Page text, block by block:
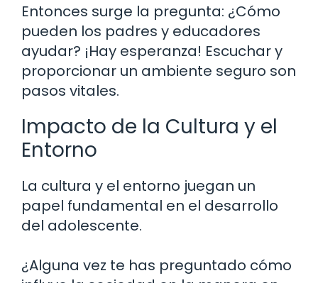
Entonces surge la pregunta: ¿Cómo
pueden los padres y educadores
ayudar? ¡Hay esperanza! Escuchar y
proporcionar un ambiente seguro son
pasos vitales.
Impacto de la Cultura y el
Entorno
La cultura y el entorno juegan un
papel fundamental en el desarrollo
del adolescente.
¿Alguna vez te has preguntado cómo